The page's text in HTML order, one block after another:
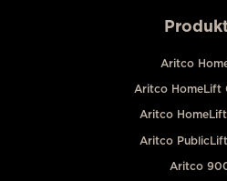
Aritco
Aritco HomeLift
Aritco
Aritco
Aritco